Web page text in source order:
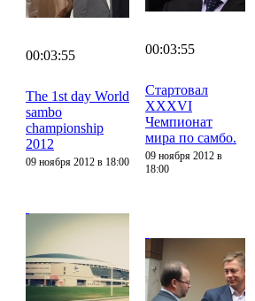
00:03:55
The 1st day World
sambo
championship
2012
09 ноября 2012 в 18:00
00:03:55
Стартовал
XXXVI
Чемпионат
мира по самбо.
09 ноября 2012 в
18:00